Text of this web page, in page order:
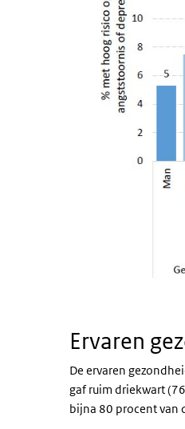
Ervaren
De ervaren
gaf ruim driekwart
bijna 80 procent van